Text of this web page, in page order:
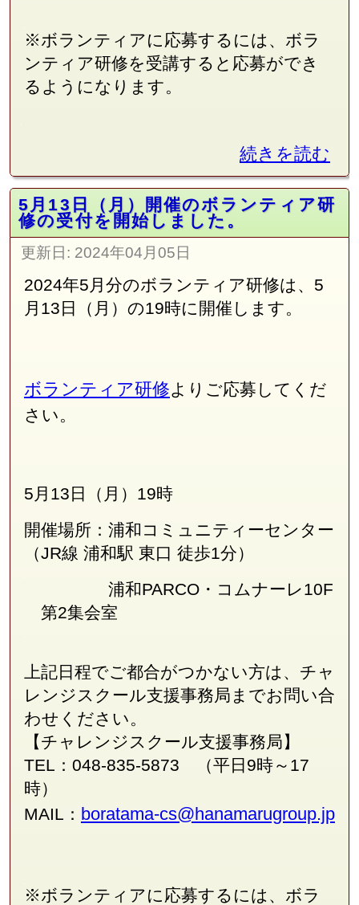
※ボランティアに応募するには、ボラ
ンティア研修を受講すると応募ができ
るようになります。
続きを読む
5月13日（月）開催のボランティア研
修の受付を開始しました。
更新日: 2024年04月05日
2024年5月分のボランティア研修は、5
月13日（月）の19時に開催します。
ボランティア研修よりご応募してくだ
さい。
5月13日（月）19時
開催場所：浦和コミュニティーセンター
（JR線 浦和駅 東口 徒歩1分）
浦和PARCO・コムナーレ10F
第2集会室
上記日程でご都合がつかない方は、チャ
レンジスクール支援事務局 までお問い合
わせください。
【チャレンジスクール支援事務局】
TEL：048-835-5873 （平日9時～17
時）
MAIL： boratama-cs@hanamarugroup.jp
※ボランティアに応募するには、ボラ